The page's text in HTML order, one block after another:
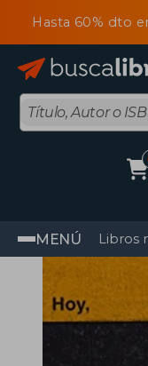
Hasta 60% dto
MENÚ Libros